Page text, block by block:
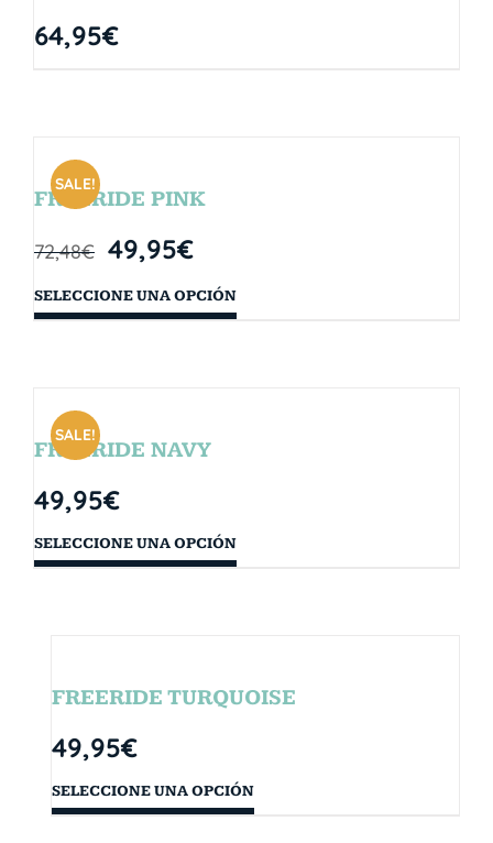
64,95€
SALE!
FREERIDE PINK
72,48€ 49,95€
SELECCIONE UNA OPCIÓN
SALE!
FREERIDE NAVY
49,95€
SELECCIONE UNA OPCIÓN
FREERIDE TURQUOISE
49,95€
SELECCIONE UNA OPCIÓN